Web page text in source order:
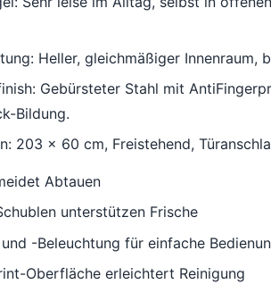
Heller, gleichmäßiger Innenraum,
Gebürsteter Stahl mit
Bildung.
203 x 60 cm, Freistehend,
Abtauen
unterstützen Frische
-Beleuchtung für einfache
Oberfläche erleichtert Reinigung